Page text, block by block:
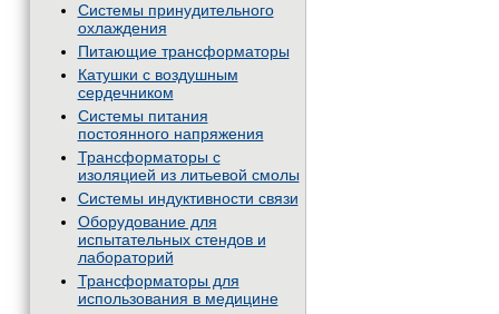
Системы принудительного
охлаждения
Питающие трансформаторы
Катушки с воздушным
сердечником
Системы питания
постоянного напряжения
Трансформаторы с
изоляцией из литьевой смолы
Системы индуктивности связи
Оборудование для
испытательных стендов и
лабораторий
Трансформаторы для
использования в медицине